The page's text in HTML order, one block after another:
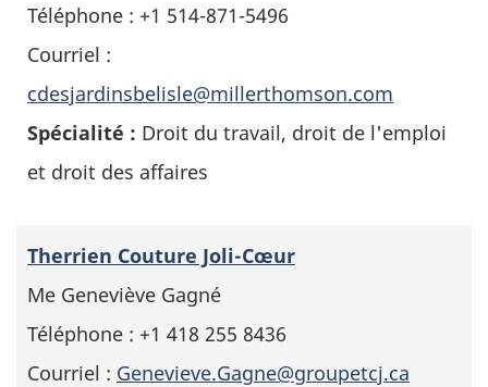
Téléphone : +1 514-871-5496
Courriel :
cdesjardinsbelisle@millerthomson.com
Spécialité : Droit du travail, droit de l'emploi
et droit des affaires
Therrien Couture Joli-Cœur
Me Geneviève Gagné
Téléphone : +1 418 255 8436
Courriel : Genevieve.Gagne@groupetcj.ca